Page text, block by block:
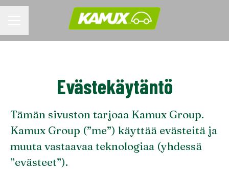
Evästekäytäntö
Tämän sivuston tarjoaa Kamux Group.
Kamux Group (”me”) käyttää evästeitä ja
muuta vastaavaa teknologiaa (yhdessä
”evästeet”).